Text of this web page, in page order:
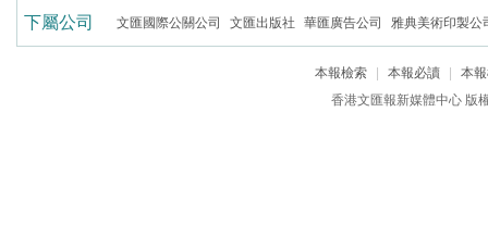
下屬公司 文匯國際公關公司 文匯出版社 華匯廣告公司 雅典美術印製公
本報檢索 本報必讀
本
香港文匯報新媒體中心 版